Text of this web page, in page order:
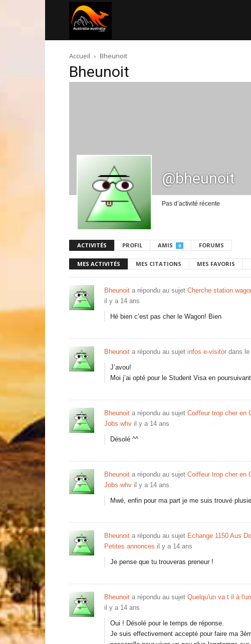
australie.com
Accueil Bheunoit
Bheunoit
@bheunoit
Pas d’activité récente
ACTIVITÉS PROFIL AMIS 0 FORUMS
MES ACTIVITÉS MES CITATIONS MES FAVORIS
Bheunoit a répondu au sujet Cherche station
il y a 14 ans
Hé bien c’est pas cher le Wagon! Bien
Bheunoit a répondu au sujet infos e-visitor dans le
J’avou!
Moi j’ai opté pour le Student Visa en
Bheunoit a répondu au sujet Coiffeur trop cher en
Jobs whv il y a 14 ans
Désolé ^^
Bheunoit a répondu au sujet Coiffeur trop cher en
Jobs whv il y a 14 ans
Mwé, enfin pour ma part je me suis trouvé
Bheunoit a répondu au sujet Echange 1150 Aus
Petites annonces il y a 14 ans
Je pense que tu trouveras preneur !
Bheunoit a répondu au sujet Quelqu'un va t il à
il y a 14 ans
Oui ! Désolé pour le temps de réponse.
Je suis effectivement accepté pour faire ma